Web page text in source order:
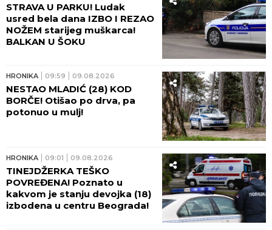
STRAVA U PARKU! Ludak
usred bela dana IZBO I REZAO
NOŽEM starijeg muškarca!
BALKAN U ŠOKU
HRONIKA 09:59 09.08.2026
NESTAO MLADIĆ (28) KOD
BORČE! Otišao po drva, pa
potonuo u mulj!
HRONIKA 09:01 09.08.2026
TINEJDŽERKA TEŠKO
POVREĐENA! Poznato u
kakvom je stanju devojka (18)
izbodena u centru Beograda!